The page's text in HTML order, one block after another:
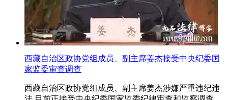
西藏自治区政协党组成员、副主席姜杰接受中央纪委国
家监委审查调查
西藏自治区政协党组成员、副主席姜杰涉嫌严重违纪违